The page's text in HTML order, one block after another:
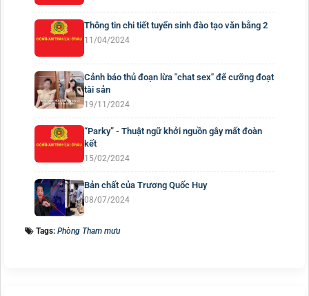
Thông tin chi tiết tuyển sinh đào tạo văn bằng 2
11/04/2024
Cảnh báo thủ đoạn lừa "chat sex" để cưỡng đoạt
tài sản
19/11/2024
“Parky” - Thuật ngữ khởi nguồn gây mất đoàn
kết
15/02/2024
Bản chất của Trương Quốc Huy
08/07/2024
Tags: Phòng Tham mưu